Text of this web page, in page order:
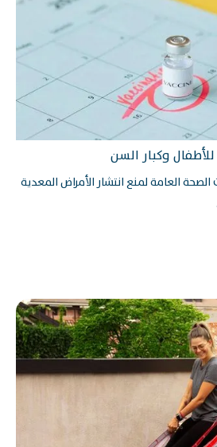
وكبار السن
العامة لمنع انتشار الأمراض المعدية